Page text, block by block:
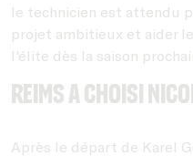
le technicien est attendu
projet ambitieux et aider
l'élite dès la saison
Reims a choisi
Après le départ de Karel